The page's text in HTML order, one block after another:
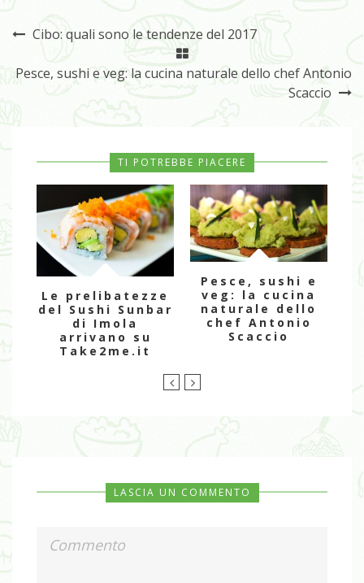
Cibo: quali sono le tendenze del 2017
Pesce, sushi e veg: la cucina naturale dello chef Antonio
Scaccio
TI POTREBBE PIACERE
Le prelibatezze
del Sushi Sunbar
di Imola
arrivano su
Take2me.it
Pesce, sushi e
veg: la cucina
naturale dello
chef Antonio
Scaccio
LASCIA UN COMMENTO